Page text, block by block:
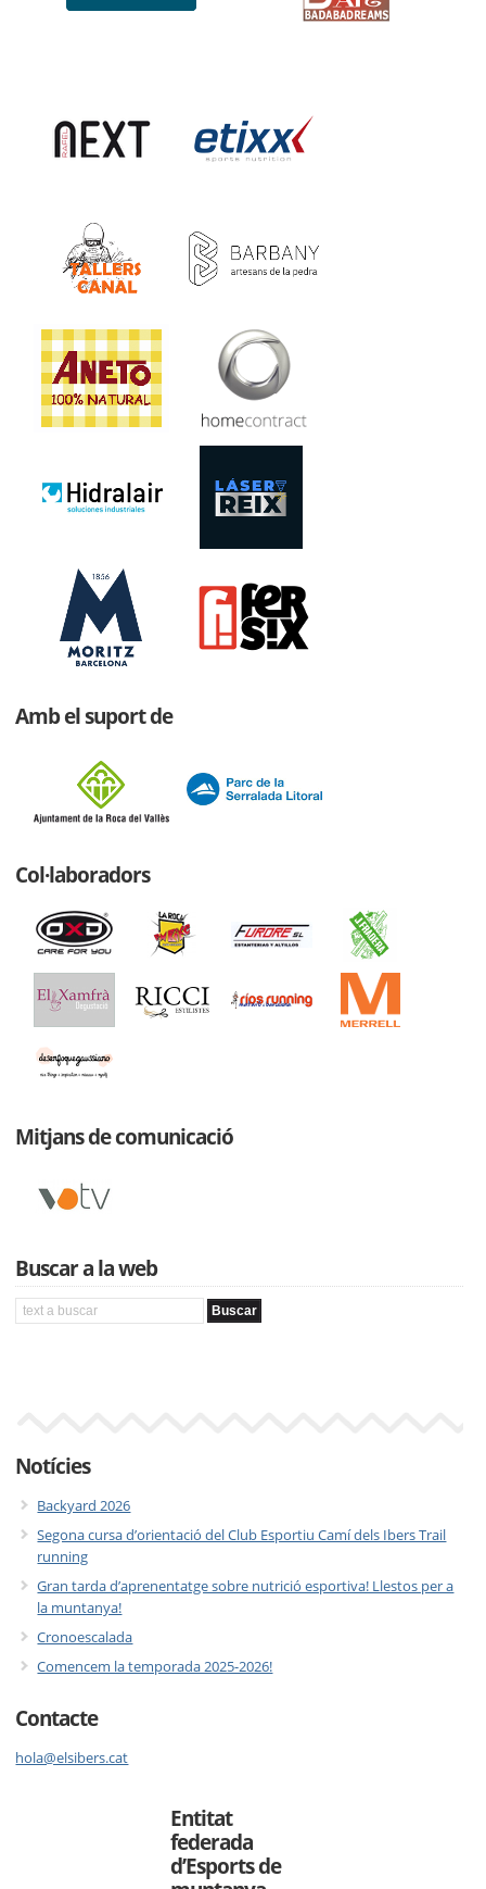
Amb el suport de
Col·laboradors
Mitjans de comunicació
Buscar a la web
Notícies
Backyard 2026
Segona cursa d’orientació del Club Esportiu Camí dels Ibers Trail
running
Gran tarda d’aprenentatge sobre nutrició esportiva! Llestos per a
la muntanya!
Cronoescalada
Comencem la temporada 2025-2026!
Contacte
hola@elsibers.cat
Entitat
federada
d’Esports de